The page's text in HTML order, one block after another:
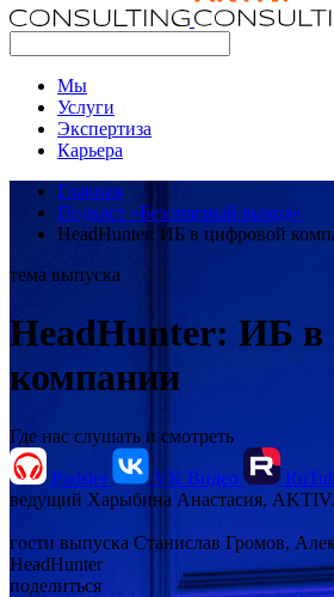
Мы
Услуги
Экспертиза
Карьера
Главная
Подкаст «Безопасный выход»
HeadHunter: ИБ в цифровой
тема выпуска
HeadHunter: ИБ в
компании
Где нас слушать и смотреть
Podster VK Видео
ведущий Харыбина Анастасия,
гости выпуска Станислав Громов,
HeadHunter
поделиться